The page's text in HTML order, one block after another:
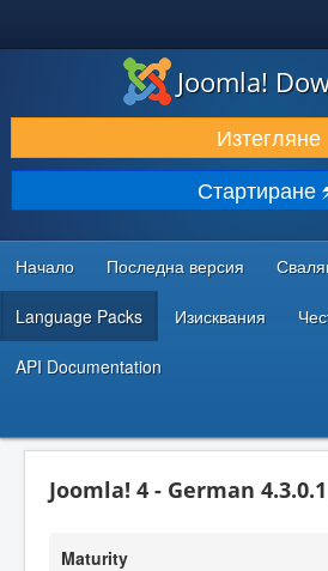
ИЗТЕГЛЯНЕ & РАЗШИРЯВАНЕ
ОТКРИВАЙТЕ & УЧЕТЕ
ОБЩНОСТ & ПОДДРЪЖКА
РЕСУРСИ ЗА РАЗРАБОТКА
Joomla!
Изтегляне
Стартиране
Начало Последна версия
Language Packs Изисквания
API Documentation
Joomla! 4 - German 4.3.0.1
Maturity